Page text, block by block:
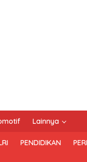
Lainnya
PENDIDIKAN